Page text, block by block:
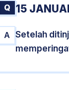
Q 15
A Setelah